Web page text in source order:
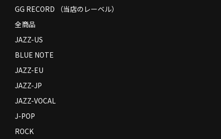
GG RECORD （当店のレーベル）
全商品
JAZZ-US
BLUE NOTE
JAZZ-EU
JAZZ-JP
JAZZ-VOCAL
J-POP
ROCK